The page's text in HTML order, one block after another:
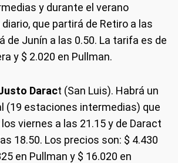
y durante el verano
que partirá de Retiro a las
de Junín a las 0.50. La tarifa es de
y $ 2.020 en Pullman.
Daract (San Luis). Habrá un
(19 estaciones intermedias) que
viernes a las 21.15 y de Daract
18.50. Los precios son: $ 4.430
en Pullman y $ 16.020 en